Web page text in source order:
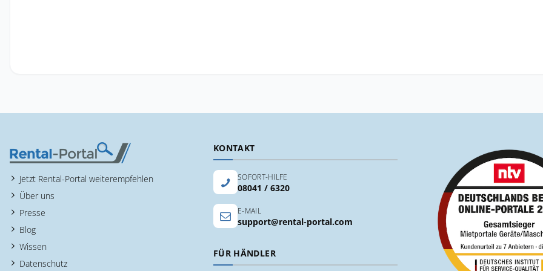
Jetzt Rental-Portal weiterempfehlen
Über uns
Presse
Blog
Wissen
Datenschutz
KONTAKT
SOFORT-HILFE
08041 / 6320
E-MAIL
support@rental-portal.com
FÜR HÄNDLER